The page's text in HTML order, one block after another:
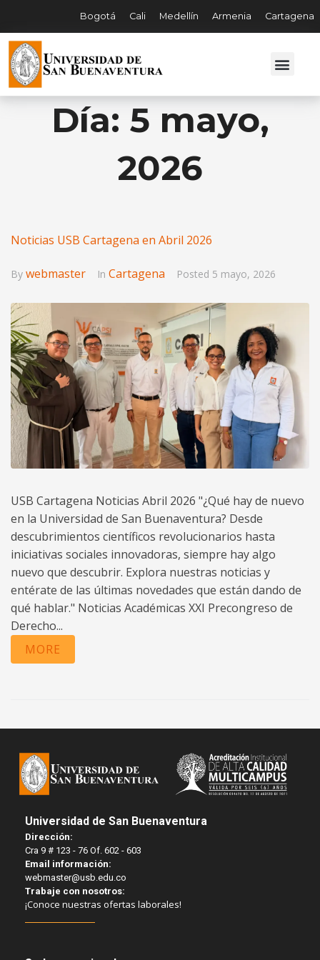
Bogotá Cali Medellín Armenia Cartagena
Día: 5 mayo,
2026
Noticias USB Cartagena en Abril 2026
By webmaster In Cartagena Posted 5 mayo, 2026
USB Cartagena Noticias Abril 2026 "¿Qué hay de nuevo
en la Universidad de San Buenaventura? Desde
descubrimientos científicos revolucionarios hasta
iniciativas sociales innovadoras, siempre hay algo
nuevo que descubrir. Explora nuestras noticias y
entérate de las últimas novedades que están dando de
qué hablar." Noticias Académicas XXI Precongreso de
Derecho...
MORE
Universidad de San Buenaventura
Dirección:
Cra 9 # 123 - 76 Of. 602 - 603
Email información:
webmaster@usb.edu.co
Trabaje con nosotros:
¡Conoce nuestras ofertas laborales!